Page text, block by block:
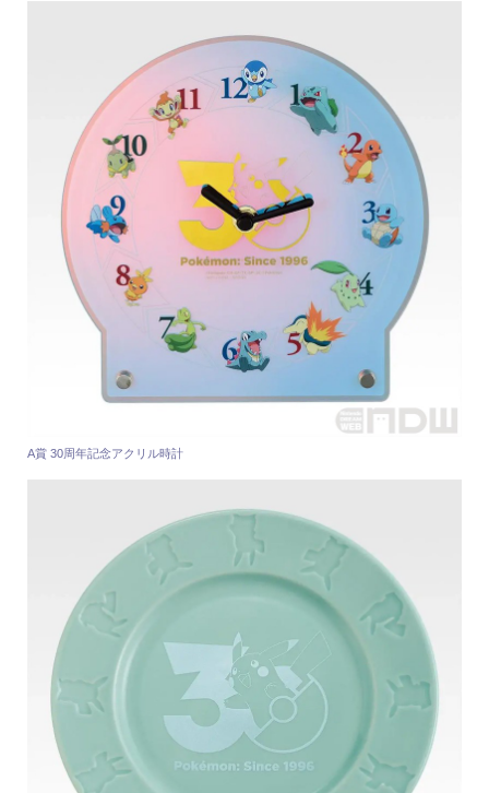
A賞 30周年記念アクリル時計